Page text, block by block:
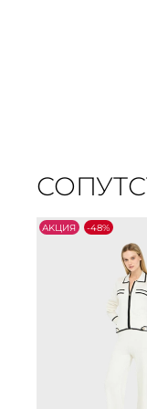
АKЦИЯ -48%